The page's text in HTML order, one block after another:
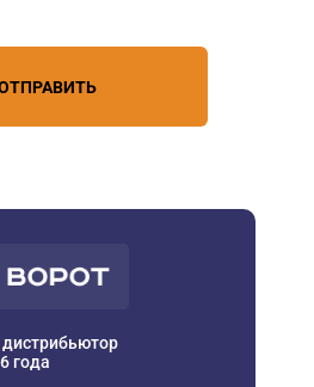
года